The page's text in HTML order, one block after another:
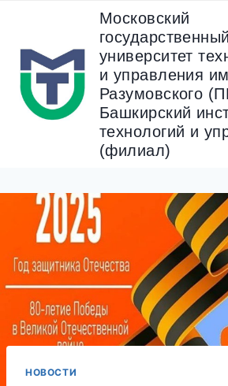
содержанию
Московский
государственный
университет
и управления
Разумовского
Башкирский
технологий и
(филиал)
НОВОСТИ